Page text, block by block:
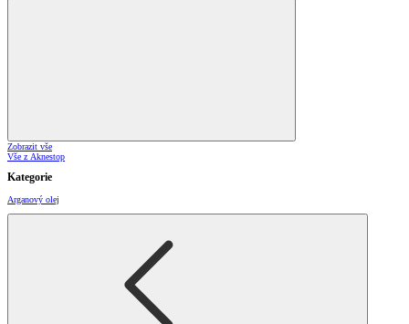
Zobrazit vše
Vše z Aknestop
Kategorie
Arganový olej